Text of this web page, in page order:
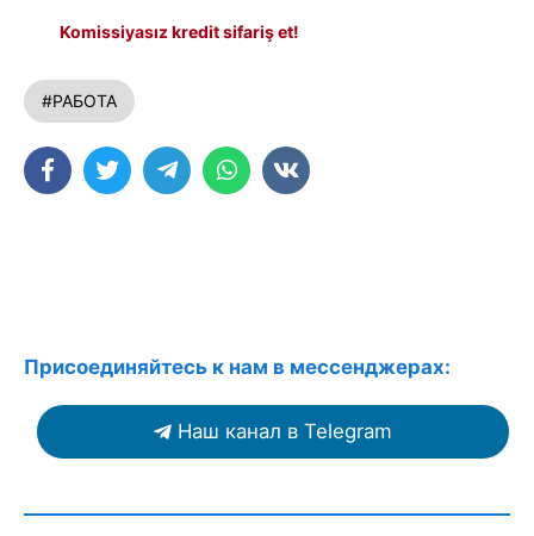
Komissiyasız kredit sifariş et!
#РАБОТА
Присоединяйтесь к нам в мессенджерах:
Наш канал в Telegram